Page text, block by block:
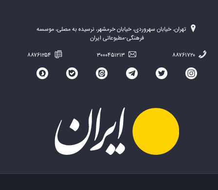
تهران، خیابان سهروردی، خیابان خرمشهر، نرسیده به مصلی، موسسه
فرهنگی-مطبوعاتی ایران